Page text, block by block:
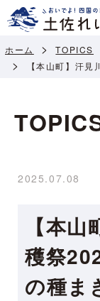
ホーム
TOPICS
【本山町】汗
2025.07.08
【本
穫祭
の種ま